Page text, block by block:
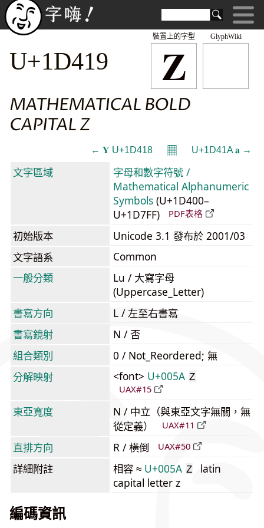
GlyphWiki
𝐙
裝置上的字型
U+1D419
MATHEMATICAL BOLD
CAPITAL Z
← 𝐘 U+1D418 𝄜 U+1D41A 𝐚 →
文字區域
字母和數字符號 /
Mathematical Alphanumeric
Symbols (U+1D400–
U+1D7FF)
PDF表格
初始版本
Unicode 3.1 發布於 2001/03
文字語系
Common
一般分類
Lu / 大寫字母
(Uppercase_Letter)
書寫方向
L / 左至右書寫
書寫鏡射
N / 否
組合類別
0 / Not_Reordered; 無
分解映射
<font> U+005A Z
UAX#15
東亞寬度
N / 中立（與東亞文字無關，無
從定義）
UAX#11
直排方向 R / 橫倒 UAX#50
詳細附註 相容 ≈ U+005A Z
latin
capital letter z
編碼資訊